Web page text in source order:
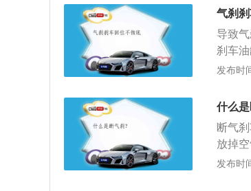
查和
是用
气的
驶。
气刹
导致
刹车
者螺
泵压
多，
业人
主要
要注
发布时
什么
断气
放掉
势是
发布时